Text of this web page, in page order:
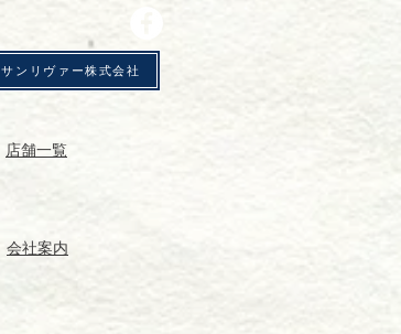
サンリヴァー株式会社
店舗一覧
会社案内